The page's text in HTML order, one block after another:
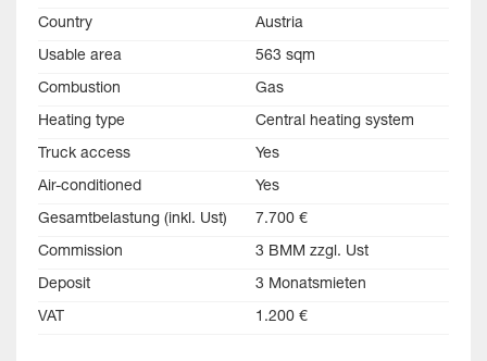
Country Austria
Usable area 563 sqm
Combustion Gas
Heating type Central heating system
Truck access Yes
Air-conditioned Yes
Gesamtbelastung (inkl. Ust) 7.700 €
Commission 3 BMM zzgl. Ust
Deposit 3 Monatsmieten
VAT 1.200 €